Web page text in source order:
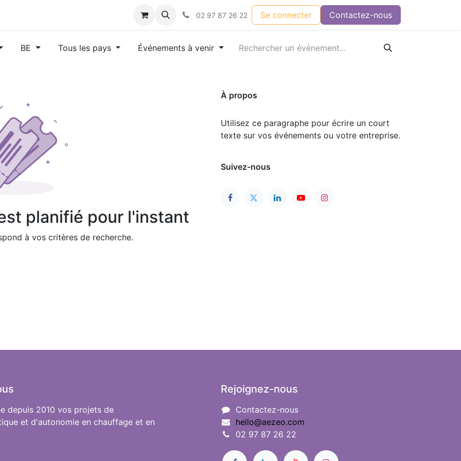
02 97 87 26 22 Se connecter Contactez-nous
BE Tous les pays Événements à venir
planifié pour l'instant
à vos critères de recherche.
À propos
Utilisez ce paragraphe pour écrire un court
texte sur vos événements ou votre entreprise.
Suivez-nous
depuis 2010 vos projets de
et d'autonomie en chauffage et en
Rejoignez-nous
Contactez-nous
hello@aezeo.com
02 97 87 26 22